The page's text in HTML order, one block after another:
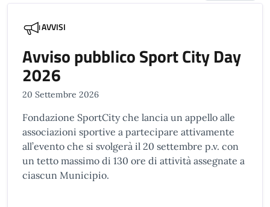
AVVISI
Avviso pubblico Sport City Day
2026
20 Settembre 2026
Fondazione SportCity che lancia un appello alle
associazioni sportive a partecipare attivamente
all’evento che si svolgerà il 20 settembre p.v. con
un tetto massimo di 130 ore di attività assegnate a
ciascun Municipio.